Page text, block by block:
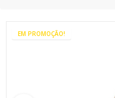
EM PROMOÇÃO!